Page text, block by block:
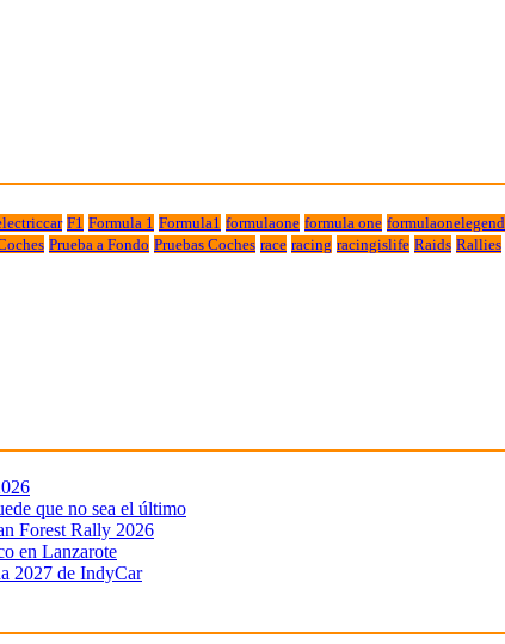
F1 Formula 1 Formula1 formulaone formula one formulaonelegend
Prueba a Fondo Pruebas Coches race racing racingislife Raids Rallies
que no sea el último
Forest Rally 2026
en Lanzarote
2027 de IndyCar